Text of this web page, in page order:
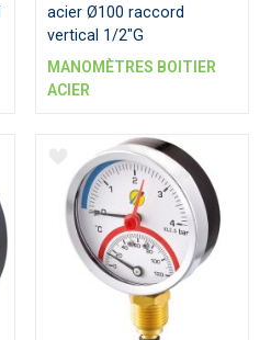
acier Ø100 raccord
vertical 1/2"G
MANOMÈTRES BOITIER
ACIER